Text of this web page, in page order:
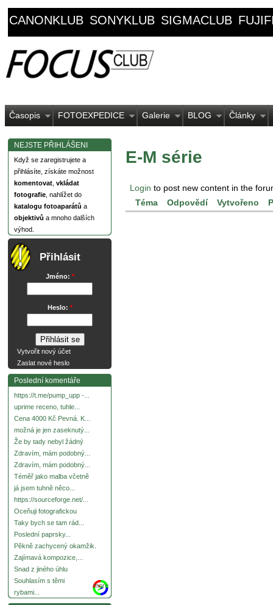
CANONKLUB SONYKLUB SIGMACLUB
Časopis FOTOEXPEDICE Galerie BLOG Články
NEJSTE PŘIHLÁŠENI
Když se zaregistrujete a
přihlásíte, získáte možnost
komentovat vkládat
fotografie , nahlížet do
katalogu fotoaparátů a
objektivů a mnoho dalších
výhod.
Přihlásit
Jméno: *
Heslo: *
Vytvořit nový účet
Zaslat nové heslo
Poslední komentáře
https://t.me/pump_upp -...
uprime receno, tuhle...
Cena 4000 Kč Pevná. K...
možná je jen zaseknutý...
Že by tady nebyl žádný
Zdravím, mám podobný...
Zdravím, mám podobný...
Téměř jako malba včetně
já jsem tuhně něco...
https://sourceforge.net/...
Oceňuji fotografickou
Taky bych se tam rád...
Poslední paprsky...
Pěkně zachycený okamžik.
Zajímavá kompozice,...
Snad z jiného úhlu
Souhlasím s těmi
rybami...
more
E-M série
Login to post new content in the
Téma
Odpovědí Vytvořeno